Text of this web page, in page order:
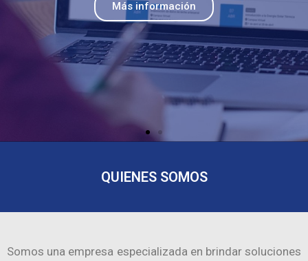
Más información
QUIENES SOMOS
Somos una empresa especializada en brindar soluciones